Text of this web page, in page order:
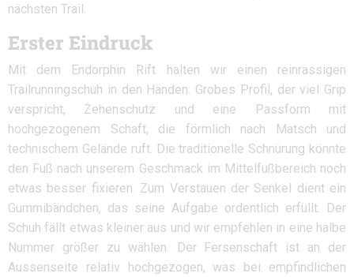
nächsten Trail.
Erster Eindruck
Mit dem Endorphin Rift halten wir einen reinrassigen
Trailrunningschuh in den Händen: Grobes Profil, der viel Grip
verspricht, Zehenschutz und eine Passform mit
hochgezogenem Schaft, die förmlich nach Matsch und
technischem Gelände ruft. Die traditionelle Schnürung könnte
den Fuß nach unserem Geschmack im Mittelfußbereich noch
etwas besser fixieren. Zum Verstauen der Senkel dient ein
Gummibändchen, das seine Aufgabe ordentlich erfüllt. Der
Schuh fällt etwas kleiner aus und wir empfehlen in eine halbe
Nummer größer zu wählen. Der Fersenschaft ist an der
Aussenseite relativ hochgezogen, was bei empfindlichen